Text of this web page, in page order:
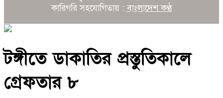
কারিগরি সহযোগিতায় :বাংলাদেশ কণ্ঠ
টঙ্গীতে ডাকাতির প্রস্তুতিকালে
গ্রেফতার ৮